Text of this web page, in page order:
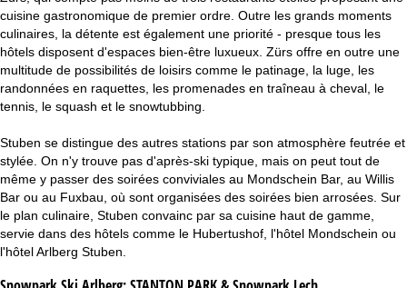
cuisine gastronomique de premier ordre. Outre les grands moments
culinaires, la détente est également une priorité - presque tous les
hôtels disposent d'espaces bien-être luxueux. Zürs offre en outre une
multitude de possibilités de loisirs comme le patinage, la luge, les
randonnées en raquettes, les promenades en traîneau à cheval, le
tennis, le squash et le snowtubbing.
Stuben se distingue des autres stations par son atmosphère feutrée et
stylée. On n'y trouve pas d'après-ski typique, mais on peut tout de
même y passer des soirées conviviales au Mondschein Bar, au Willis
Bar ou au Fuxbau, où sont organisées des soirées bien arrosées. Sur
le plan culinaire, Stuben convainc par sa cuisine haut de gamme,
servie dans des hôtels comme le Hubertushof, l'hôtel Mondschein ou
l'hôtel Arlberg Stuben.